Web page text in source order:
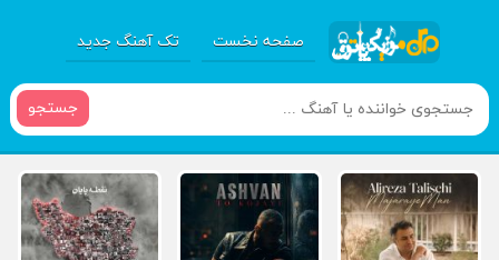
صفحه نخست تک آهنگ جدید
جستجو